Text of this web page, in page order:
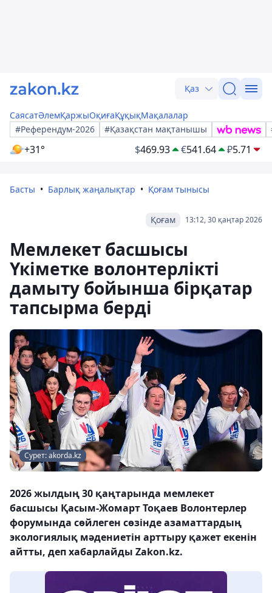
Қаз
СаясатӘлемҚаржыОқиғаҚұқықМақалалар
#Референдум-2026
#Қазақстан мақтанышы
+31° $469.93 €541.64 ₽5.71
Басты Барлық жаңалықтар Қоғам тынысы
13:12, 30 қаңтар 2026
Қоғам
Мемлекет басшысы
Үкіметке волонтерлікті
дамыту бойынша бірқатар
тапсырма берді
Сурет: akorda.kz
2026 жылдың 30 қаңтарында мемлекет
басшысы Қасым-Жомарт Тоқаев Волонтерлер
форумында сөйлеген сөзінде азаматтардың
экологиялық мәдениетін арттыру қажет екенін
айтты, деп хабарлайды Zakon.kz.